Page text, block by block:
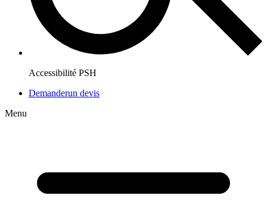
Accessibilité PSH
Demanderun devis
Menu